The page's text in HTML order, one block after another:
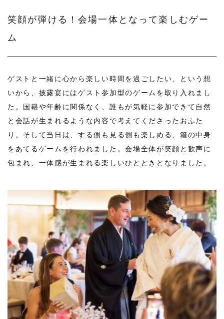
笑顔が弾ける！会場一体となって楽しむゲー
ム
ゲストと一緒に心から楽しい時間を過ごしたい、という想
いから、披露宴にはゲスト参加型のゲームを取り入れまし
た。国籍や年齢に関係なく、誰もが気軽に参加できて自然
と会話が生まれるような内容で考えてくださったおふた
り。そして当日は、する側も見る側も楽しめる、箱の中身
をあてるゲームを行われました。会場全体が笑顔と歓声に
包まれ、一体感が生まれる楽しいひとときとなりました。